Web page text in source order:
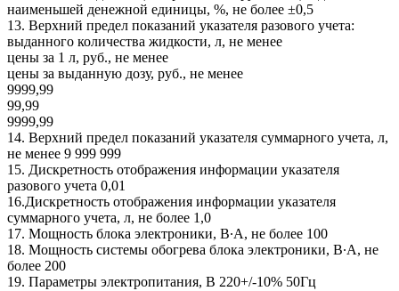
наименьшей денежной единицы, %, не более ±0,5
13. Верхний предел показаний указателя разового учета:
выданного количества жидкости, л, не менее
цены за 1 л, руб., не менее
цены за выданную дозу, руб., не менее
9999,99
99,99
9999,99
14. Верхний предел показаний указателя суммарного учета, л,
не менее 9 999 999
15. Дискретность отображения информации указателя
разового учета 0,01
16.Дискретность отображения информации указателя
суммарного учета, л, не более 1,0
17. Мощность блока электроники, В∙А, не более 100
18. Мощность системы обогрева блока электроники, В∙А, не
более 200
19. Параметры электропитания, В 220+/-10% 50Гц